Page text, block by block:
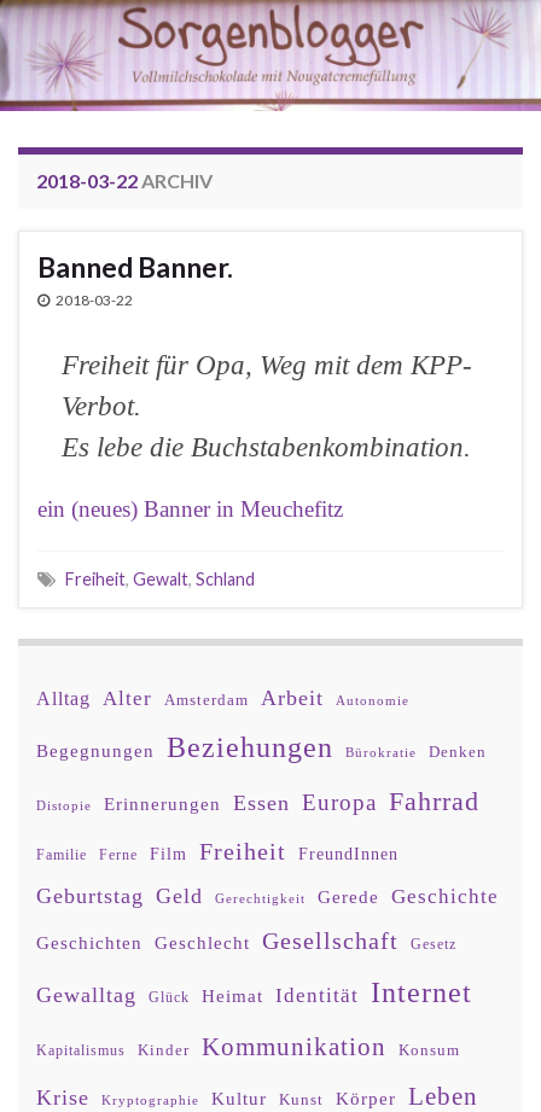
2018-03-22ARCHIV
Banned Banner.
2018-03-22
Freiheit für Opa, Weg mit dem KPP-
Verbot.
Es lebe die Buchstabenkombination.
ein (neues) Banner in Meuchefitz
Freiheit, Gewalt, Schland
Alltag Alter Amsterdam Arbeit Autonomie
Begegnungen Beziehungen Bürokratie Denken
Distopie Erinnerungen Essen Europa Fahrrad
Familie Ferne Film Freiheit FreundInnen
Geburtstag Geld Gerechtigkeit Gerede Geschichte
Geschichten Geschlecht Gesellschaft Gesetz
Gewalltag Glück Heimat Identität Internet
Kapitalismus Kinder Kommunikation Konsum
Krise Kryptographie Kultur Kunst Körper Leben